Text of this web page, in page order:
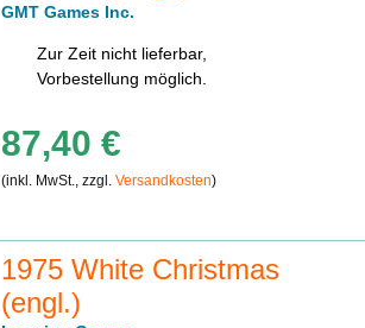
GMT Games Inc.
Zur Zeit nicht lieferbar,
Vorbestellung möglich.
87,40 €
(inkl. MwSt., zzgl.Versandkosten)
1975 White Christmas
(engl.)